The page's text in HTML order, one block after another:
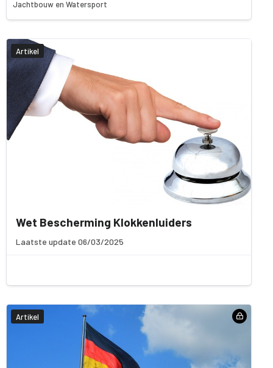
Jachtbouw en Watersport
Artikel
Wet Bescherming Klokkenluiders
Laatste update 06/03/2025
Artikel